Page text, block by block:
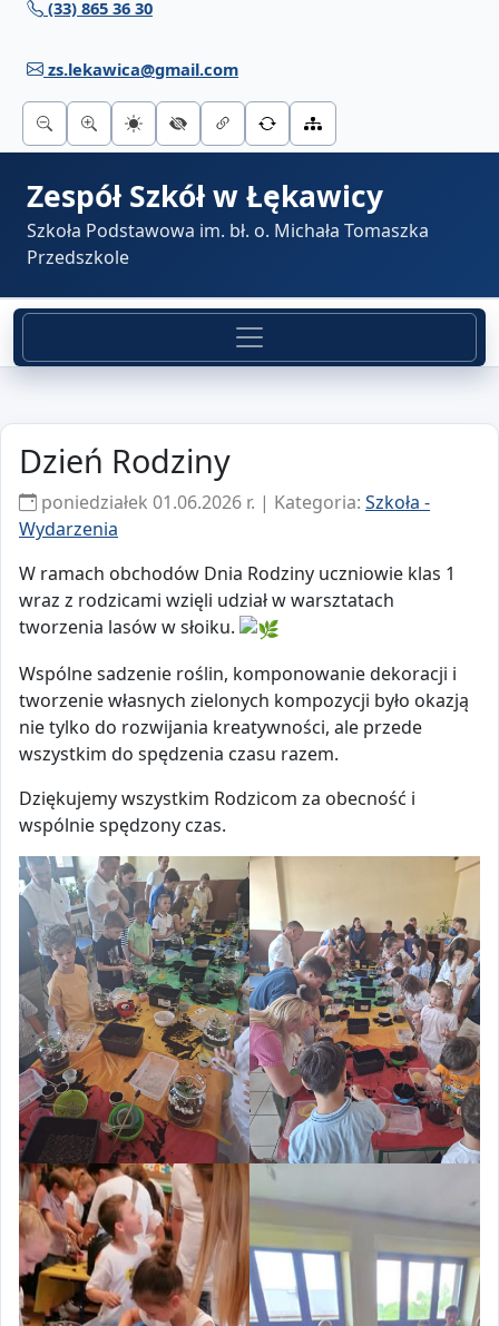
Przejdź do treści
(33) 865 36 30
zs.lekawica@gmail.com
Zespół Szkół w Łękawicy
Szkoła Podstawowa im. bł. o. Michała Tomaszka
Przedszkole
Dzień Rodziny
poniedziałek 01.06.2026 r. | Kategoria: Szkoła -
Wydarzenia
W ramach obchodów Dnia Rodziny uczniowie klas 1
wraz z rodzicami wzięli udział w warsztatach
tworzenia lasów w słoiku.
Wspólne sadzenie roślin, komponowanie dekoracji i
tworzenie własnych zielonych kompozycji było okazją
nie tylko do rozwijania kreatywności, ale przede
wszystkim do spędzenia czasu razem.
Dziękujemy wszystkim Rodzicom za obecność i
wspólnie spędzony czas.